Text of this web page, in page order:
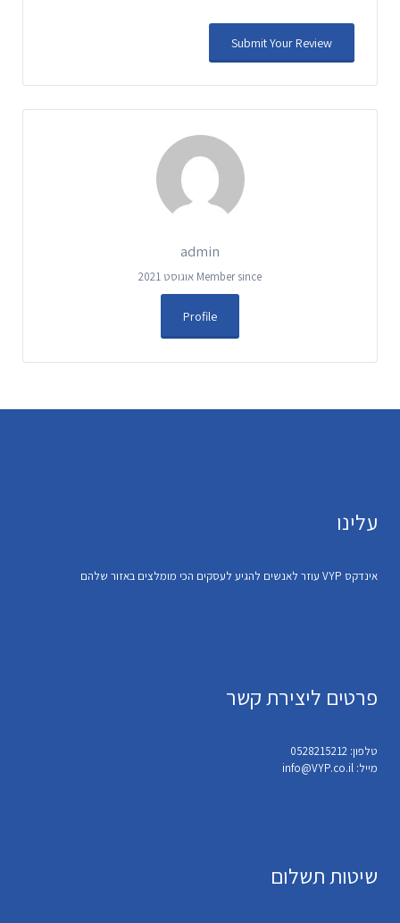
admin
Member since אוגוסט 2021
Profile
עלינו
אינדקס VYP עוזר לאנשים להגיע לעסקים הכי מומלצים באזור שלהם
פרטים ליצירת קשר
טלפון: 0528215212
מייל: info@VYP.co.il
שיטות תשלום